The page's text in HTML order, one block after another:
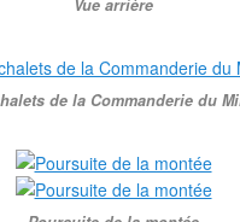
Vue arrière
de la Commanderie du